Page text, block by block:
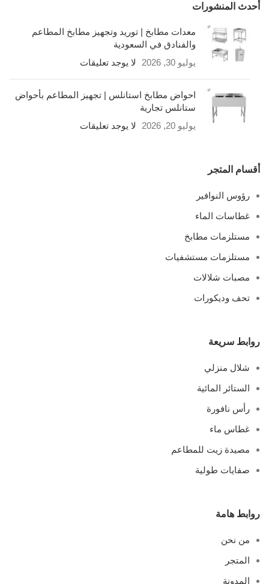
أحدث المنشورات
معدات مطابخ | توريد وتجهيز مطابخ المطاعم
والفنادق في السعودية
يوليو 30, 2026
لا يوجد تعليقات
احواض مطابخ استانلس | تجهيز المطاعم بأحواض
ستانلس تجارية
يوليو 20, 2026
لا يوجد تعليقات
أقسام المتجر
رؤوس النوافير
غطاسات الماء
مستلزمات مطابخ
مستلزمات مستشفيات
مصبات شلالات
تحف وديكورات
روابط سريعة
شلال منزلي
الستائر المائية
رأس نافورة
غطاس ماء
مصيدة زيت للمطاعم
صفايات طولية
روابط هامة
من نحن
المتجر
المدونة